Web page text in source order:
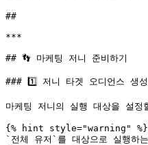
##
***
## 👣 마케팅 저니 준비하기
### 1️⃣ 저니 타겟 오디언스 생성
마케팅 저니의 실행 대상을 설
{% hint style="warning" %}
`전체 유저`를 대상으로 실행하